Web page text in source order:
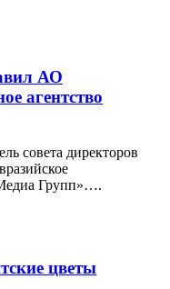
АО
агентство
совета директоров
Групп»….
цветы